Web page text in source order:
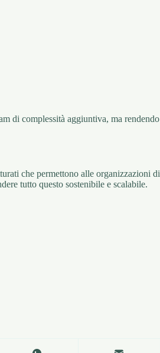
di complessità aggiuntiva, ma rendendo
che permettono alle organizzazioni di
tutto questo sostenibile e scalabile.